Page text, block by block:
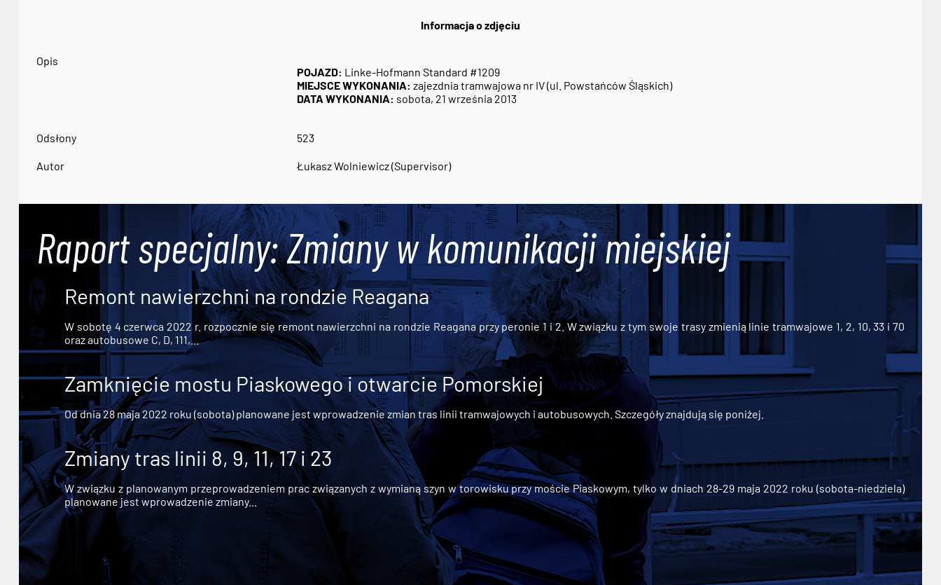
Informacja o zdjęciu
Opis
POJAZD: Linke-Hofmann Standard #1209
MIEJSCE WYKONANIA: zajezdnia tramwajowa nr IV (ul. Powstańców Śląskich)
DATA WYKONANIA: sobota, 21 września 2013
Odsłony 523
Autor Łukasz Wolniewicz (Supervisor)
Raport specjalny: Zmiany w komunikacji miejskiej
Remont nawierzchni na rondzie Reagana
W sobotę 4 czerwca 2022 r. rozpocznie się remont nawierzchni na rondzie Reagana przy peronie 1 i 2. W związku z tym swoje trasy zmienią linie tramwajowe 1, 2, 10, 33 i 70
oraz autobusowe C, D, 111,...
Zamknięcie mostu Piaskowego i otwarcie Pomorskiej
Od dnia 28 maja 2022 roku (sobota) planowane jest wprowadzenie zmian tras linii tramwajowych i autobusowych. Szczegóły znajdują się poniżej.
Zmiany tras linii 8, 9, 11, 17 i 23
W związku z planowanym przeprowadzeniem prac związanych z wymianą szyn w torowisku przy moście Piaskowym, tylko w dniach 28-29 maja 2022 roku (sobota-niedziela)
planowane jest wprowadzenie zmiany...